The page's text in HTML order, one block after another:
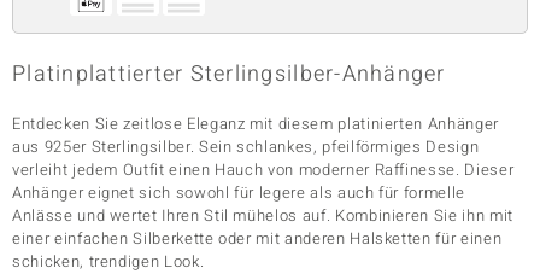
Classics
Platinplattierter Sterlingsilber-Anhänger
Entdecken Sie zeitlose Eleganz mit diesem platinierten Anhänger
aus 925er Sterlingsilber. Sein schlankes, pfeilförmiges Design
verleiht jedem Outfit einen Hauch von moderner Raffinesse. Dieser
Anhänger eignet sich sowohl für legere als auch für formelle
Anlässe und wertet Ihren Stil mühelos auf. Kombinieren Sie ihn mit
einer einfachen Silberkette oder mit anderen Halsketten für einen
schicken, trendigen Look.